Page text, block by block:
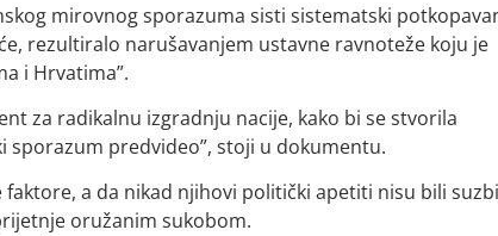
mirovnog sporazuma sisti sistematski
rezultiralo narušavanjem ustavne ravnoteže koju je
i Hrvatima”.
za radikalnu izgradnju nacije, kako bi se stvorila
predvideo”, stoji u dokumentu.
a da nikad njihovi politički apetiti nisu bili
oružanim sukobom.